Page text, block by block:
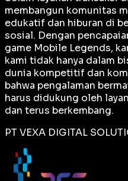
membangun komunitas
edukatif dan hiburan di
sosial. Dengan
game Mobile Legends,
kami tidak hanya dalam
dunia kompetitif dan
bahwa pengalaman
harus didukung oleh
dan terus berkembang.
PT VEXA DIGITAL